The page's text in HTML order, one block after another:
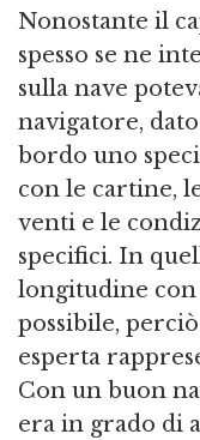
Nonostante il
spesso se ne
sulla nave
navigatore,
bordo uno
con le cartine,
venti e le
specifici. In
longitudine
possibile,
esperta
Con un buon
era in grado di